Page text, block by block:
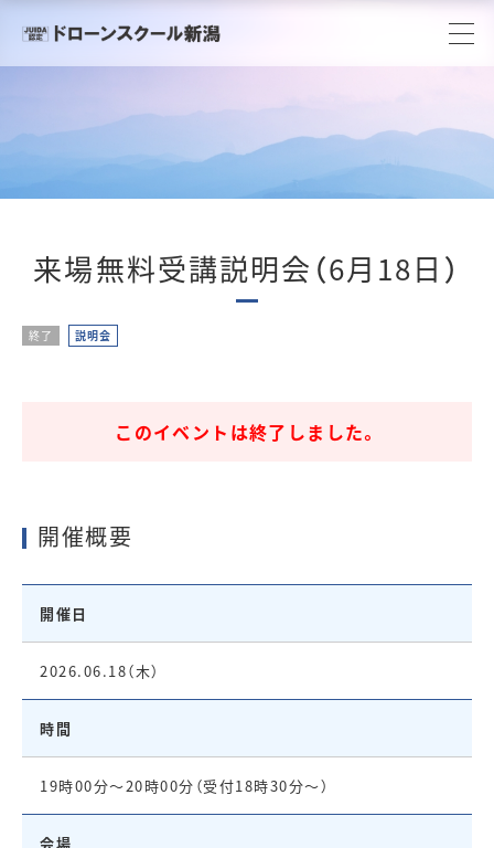
来場無料受講説明会（6月18日）
終了 説明会
このイベントは終了しました。
開催概要
開催日
2026.06.18（木）
時間
19時00分～20時00分（受付18時30分～）
会場